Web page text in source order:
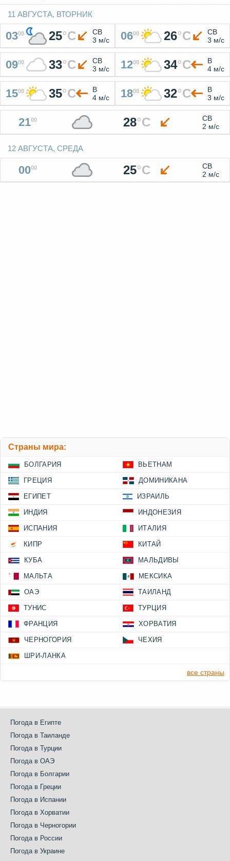
11 АВГУСТА, ВТОРНИК
0300 25°C
СВ
3 м/с
0600 26°C
СВ
3 м/с
0900 33°C
СВ
3 м/с
1200 34°C
В
4 м/с
1500 35°C
В
4 м/с
1800 32°C
В
3 м/с
2100 28°C
СВ
2 м/с
12 АВГУСТА, СРЕДА
0000 25°C
СВ
2 м/с
Страны мира:
БОЛГАРИЯ ВЬЕТНАМ
ГРЕЦИЯ ДОМИНИКАНА
ЕГИПЕТ ИЗРАИЛЬ
ИНДИЯ ИНДОНЕЗИЯ
ИСПАНИЯ ИТАЛИЯ
КИПР КИТАЙ
КУБА МАЛЬДИВЫ
МАЛЬТА МЕКСИКА
ОАЭ ТАИЛАНД
ТУНИС ТУРЦИЯ
ФРАНЦИЯ ХОРВАТИЯ
ЧЕРНОГОРИЯ ЧЕХИЯ
ШРИ-ЛАНКА
все страны
Погода в Египте
Погода в Таиланде
Погода в Турции
Погода в ОАЭ
Погода в Болгарии
Погода в Греции
Погода в Испании
Погода в Хорватии
Погода в Черногории
Погода в России
Погода в Украине